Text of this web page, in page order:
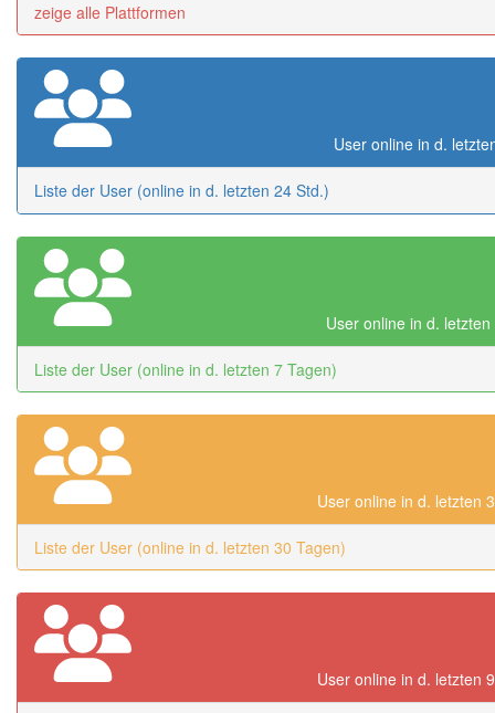
zeige alle Plattformen
User online in d.
Liste der User (online in d. letzten 24 Std.)
User online in d.
Liste der User (online in d. letzten 7 Tagen)
User online in d. letzten
Liste der User (online in d. letzten 30 Tagen)
User online in d. letzten